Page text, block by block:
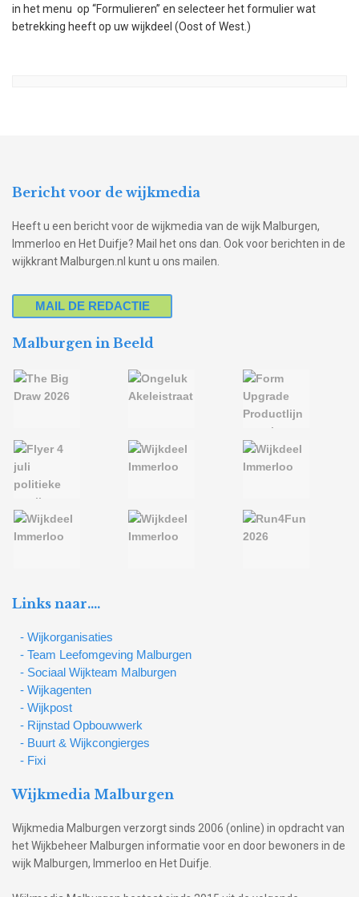
in het menu op “Formulieren” en selecteer het formulier wat
betrekking heeft op uw wijkdeel (Oost of West.)
Bericht voor de wijkmedia
Heeft u een bericht voor de wijkmedia van de wijk Malburgen,
Immerloo en Het Duifje? Mail het ons dan. Ook voor berichten in de
wijkkrant Malburgen.nl kunt u ons mailen.
MAIL DE REDACTIE
Malburgen in Beeld
Links naar….
- Wijkorganisaties
- Team Leefomgeving Malburgen
- Sociaal Wijkteam Malburgen
- Wijkagenten
- Wijkpost
- Rijnstad Opbouwwerk
- Buurt & Wijkcongierges
- Fixi
Wijkmedia Malburgen
Wijkmedia Malburgen verzorgt sinds 2006 (online) in opdracht van
het Wijkbeheer Malburgen informatie voor en door bewoners in de
wijk Malburgen, Immerloo en Het Duifje.